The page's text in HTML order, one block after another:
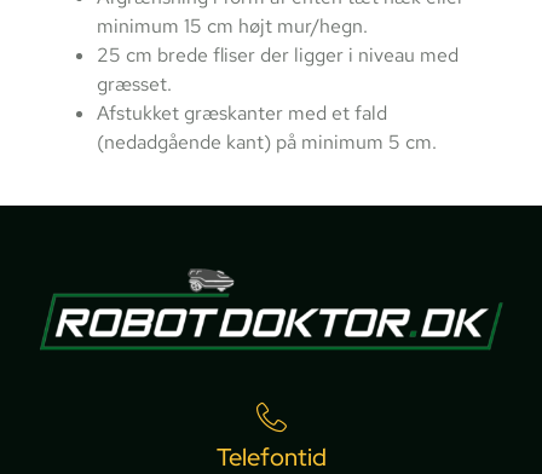
minimum 15 cm højt mur/hegn.
25 cm brede fliser der ligger i niveau med
græsset.
Afstukket græskanter med et fald
(nedadgående kant) på minimum 5 cm.
Telefontid